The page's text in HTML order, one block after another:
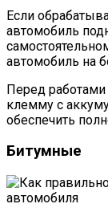
Если
автомобиль
автомобиль на
Перед
клемму с
обеспечить
Битумные